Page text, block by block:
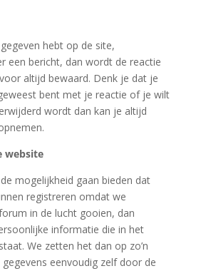
hebt op de site,
een bericht, dan wordt de reactie
altijd bewaard. Denk je dat je
bent met je reactie of je wilt
wordt dan kan je altijd
website
mogelijkheid gaan bieden dat
registreren omdat we
in de lucht gooien, dan
informatie die in het
We zetten het dan op zo’n
eenvoudig zelf door de